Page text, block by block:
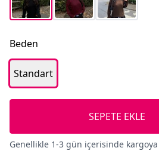
Beden
Standart
SEPETE EKLE
Genellikle 1-3 gün içerisinde